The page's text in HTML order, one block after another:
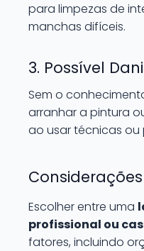
para limpezas de
manchas difíceis.
3. Possível
Sem o
arranhar a pintura
ao usar técnicas
Considerações
Escolher entre uma
profissional ou
fatores, incluindo